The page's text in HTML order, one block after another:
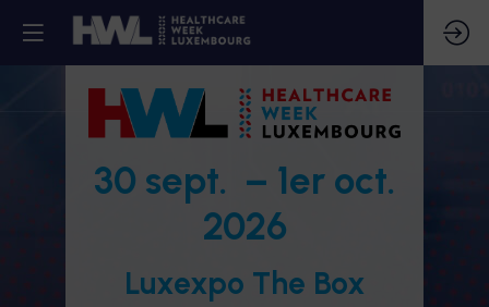
30 sept. – 1er oct.
2026
Luxexpo The Box